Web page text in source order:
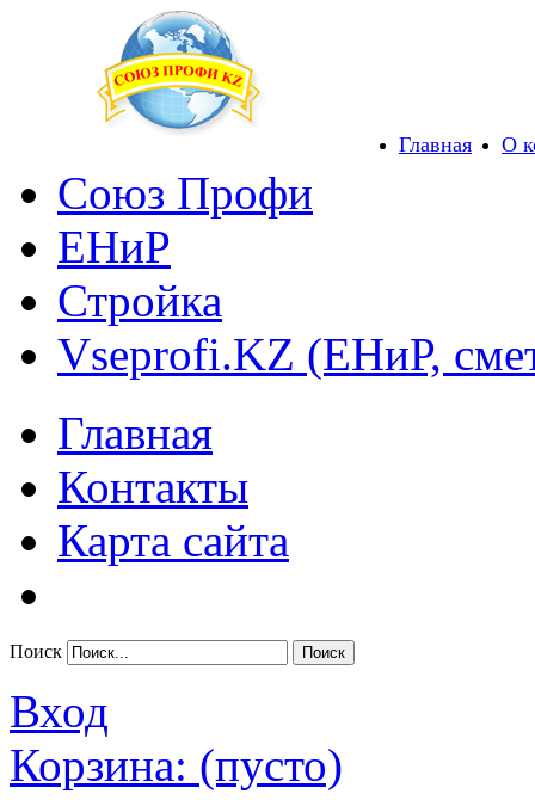
Главная О
Союз Профи
ЕНиР
Стройка
Vseprofi.KZ (ЕНиР,
Главная
Контакты
Карта сайта
Поиск
Вход
Корзина: (пусто)